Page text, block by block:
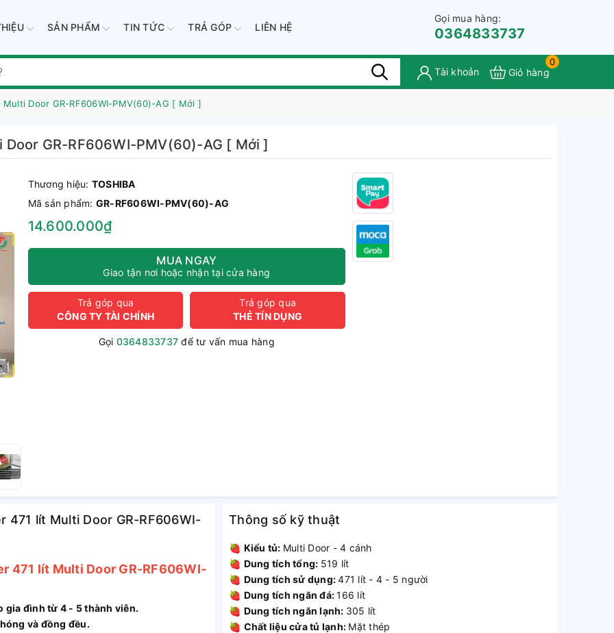
SẢN PHẨM TIN TỨC TRẢ GÓP LIÊN HỆ
Gọi mua hàng:
0364833737
Tài khoản
0
Giỏ hàng
Door GR-RF606WI-PMV(60)-AG [ Mới ]
GR-RF606WI-PMV(60)-AG [ Mới ]
Thương hiệu: TOSHIBA
Mã sản phẩm: GR-RF606WI-PMV(60)-AG
14.600.000₫
MUA NGAY
Giao tận nơi hoặc nhận tại cửa hàng
Trả góp qua
CÔNG TY TÀI CHÍNH
Trả góp qua
THẺ TÍN DỤNG
Gọi 0364833737 để tư vấn mua hàng
lít Multi Door GR-RF606WI-
471 lít Multi Door GR-RF606WI-
gia đình từ 4 - 5 thành viên.
và đồng đều.
Thông số kỹ thuật
🍓 Kiểu tủ: Multi Door - 4 cánh
🍓 Dung tích tổng: 519 lít
🍓 Dung tích sử dụng:471 lít - 4 - 5 người
🍓 Dung tích ngăn đá:166 lít
🍓 Dung tích ngăn lạnh: 305 lít
🍓 Chất liệu cửa tủ lạnh: Mặt thép